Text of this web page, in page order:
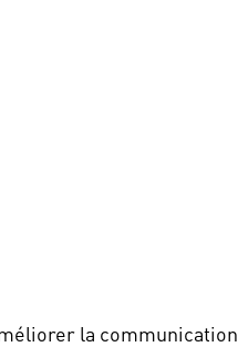
la communication